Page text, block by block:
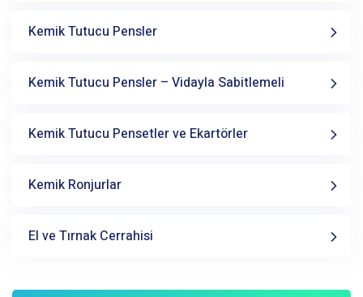
Kemik Tutucu Pensler
Kemik Tutucu Pensler – Vidayla Sabitlemeli
Kemik Tutucu Pensetler ve Ekartörler
Kemik Ronjurlar
El ve Tırnak Cerrahisi